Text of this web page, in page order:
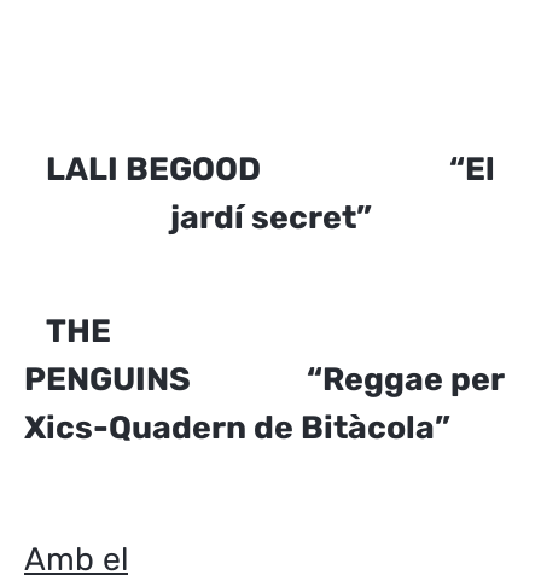
LALI BEGOOD “El
jardí secret”
THE
PENGUINS “Reggae per
Xics-Quadern de Bitàcola”
Amb el